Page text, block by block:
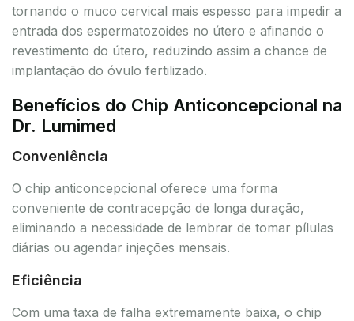
tornando o muco cervical mais espesso para impedir a
entrada dos espermatozoides no útero e afinando o
revestimento do útero, reduzindo assim a chance de
implantação do óvulo fertilizado.
Benefícios do Chip Anticoncepcional na
Dr. Lumimed
Conveniência
O chip anticoncepcional oferece uma forma
conveniente de contracepção de longa duração,
eliminando a necessidade de lembrar de tomar pílulas
diárias ou agendar injeções mensais.
Eficiência
Com uma taxa de falha extremamente baixa, o chip